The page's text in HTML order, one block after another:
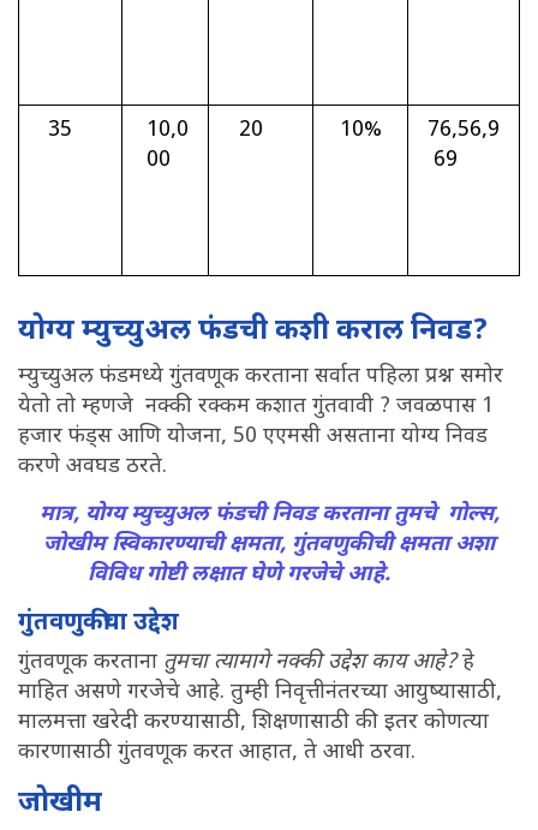
35
10,0
00
20 10%
76,56,9
69
योग्य म्युच्युअल फंडची कशी कराल निवड?
म्युच्युअल फंडमध्ये गुंतवणूक करताना सर्वात पहिला प्रश्न समोर
येतो तो म्हणजे नक्की रक्कम कशात गुंतवावी ? जवळपास 1
हजार फंड्स आणि योजना, 50 एएमसी असताना योग्य निवड
करणे अवघड ठरते.
मात्र, योग्य म्युच्युअल फंडची निवड करताना तुमचे गोल्स,
जोखीम स्विकारण्याची क्षमता, गुंतवणुकीची क्षमता अशा
विविध गोष्टी लक्षात घेणे गरजेचे आहे.
गुंतवणुकीचा उद्देश
गुंतवणूक करताना तुमचा त्यामागे नक्की उद्देश काय आहे?हे
माहित असणे गरजेचे आहे. तुम्ही निवृत्तीनंतरच्या आयुष्यासाठी,
मालमत्ता खरेदी करण्यासाठी, शिक्षणासाठी की इतर कोणत्या
कारणासाठी गुंतवणूक करत आहात, ते आधी ठरवा.
जोखीम